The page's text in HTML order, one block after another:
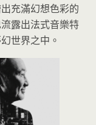
充滿幻想色彩的
露出法式音樂特
世界之中。